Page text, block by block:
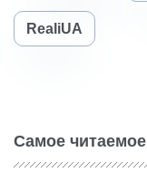
RealiUA
Самое читаемое